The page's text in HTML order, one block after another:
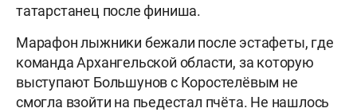
татарстанец после финиша.
Марафон лыжники бежали после эстафеты, где
команда Архангельской области, за которую
выступают Большунов с Коростелёвым не
смогла взойти на пьедестал пчёта. Не нашлось